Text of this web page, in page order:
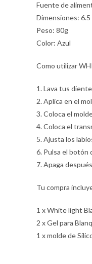
Fuente de
Dimensiones: 6.5
Peso: 80g
Color: Azul
Como utilizar
1. Lava tus
2. Aplica en el
3. Coloca el
4. Coloca el
5. Ajusta los
6. Pulsa el botón
7. Apaga
Tu compra
1 x White light
2 x Gel para
1 x molde de